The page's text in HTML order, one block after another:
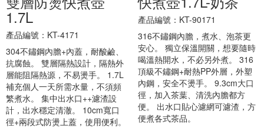
1.7L
產品編號：KT-4171
304不鏽鋼內膽+內蓋，耐酸鹼、
抗腐蝕。 雙層隔熱設計，隔熱外
層能阻隔熱源，不易燙手。 1.7L
補充個人一天所需水量，不須頻
繁煮水。 集中出水口++濾渣設
計，出水穩定清澈。 10cm寬口
徑+兩段式防燙上蓋，使用便利。
產品編號：KT-90171
316不鏽鋼內膽，煮水、泡茶更
安心。 獨立保溫開關，想要隨時
喝溫熱開水，不必另外煮。 316
頂級不鏽鋼+耐熱PP外層，外塑
內鋼，安全不燙手。 9.3cm大口
徑，加入茶葉、清洗內膽都方
便。 出水口貼心濾網可濾渣，方
便煮各式茶品。